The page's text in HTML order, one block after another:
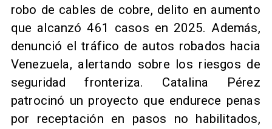
robo de cables de cobre, delito en aumento
que alcanzó 461 casos en 2025. Además,
denunció el tráfico de autos robados hacia
Venezuela, alertando sobre los riesgos de
seguridad fronteriza. Catalina Pérez
patrocinó un proyecto que endurece penas
por receptación en pasos no habilitados,